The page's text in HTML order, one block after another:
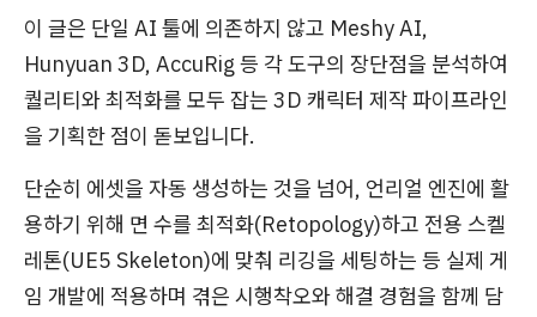
이 글은 단일 AI 툴에 의존하지 않고 Meshy AI,
Hunyuan 3D, AccuRig 등 각 도구의 장단점을 분석하여
퀄리티와 최적화를 모두 잡는 3D 캐릭터 제작 파이프라인
을 기획한 점이 돋보입니다.
단순히 에셋을 자동 생성하는 것을 넘어, 언리얼 엔진에 활
용하기 위해 면 수를 최적화(Retopology)하고 전용 스켈
레톤(UE5 Skeleton)에 맞춰 리깅을 세팅하는 등 실제 게
임 개발에 적용하며 겪은 시행착오와 해결 경험을 함께 담